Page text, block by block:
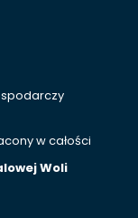
w całości
Woli